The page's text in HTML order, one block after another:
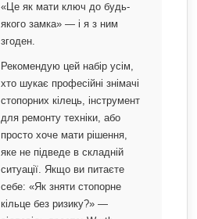
«Це як мати ключ до будь-
якого замка» — і я з ним
згоден.
Рекомендую цей набір усім,
хто шукає професійні знімачі
стопорних кілець, інструмент
для ремонту техніки, або
просто хоче мати рішення,
яке не підведе в складній
ситуації. Якщо ви питаєте
себе: «Як зняти стопорне
кільце без ризику?» —